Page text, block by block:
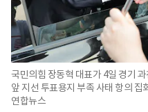
국민의힘 장동혁 대표가 4일 경기
앞 지선 투표용지 부족 사태 항의
연합뉴스